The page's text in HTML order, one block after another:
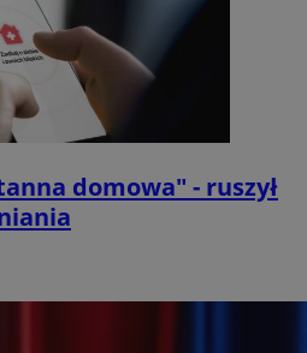
domowa" - ruszył